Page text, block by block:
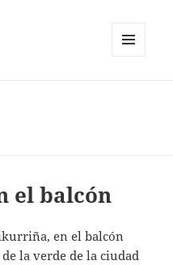
el balcón
en el balcón
la verde de la ciudad